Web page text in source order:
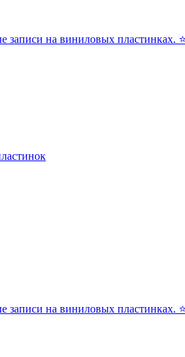
записи на виниловых
записи на виниловых